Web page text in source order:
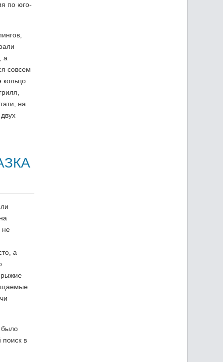
по юго-
а
совсем
кольцо
на
не
а
рыжие
было
поиск в